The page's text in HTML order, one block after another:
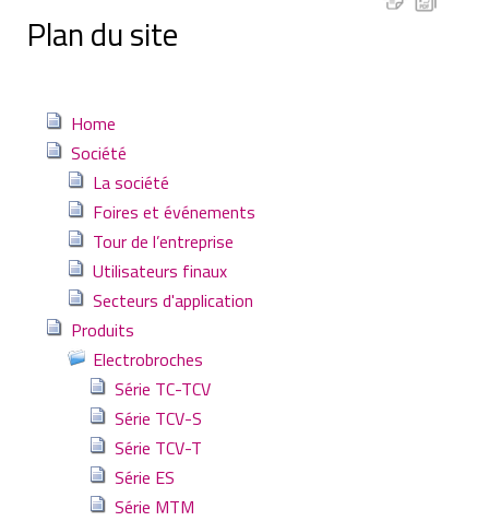
Plan du site
Home
Société
La société
Foires et événements
Tour de l’entreprise
Utilisateurs finaux
Secteurs d'application
Produits
Electrobroches
Série TC-TCV
Série TCV-S
Série TCV-T
Série ES
Série MTM